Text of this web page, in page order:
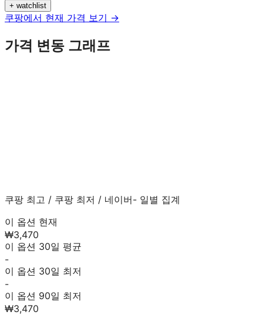
+ watchlist
쿠팡에서 현재 가격 보기 →
가격 변동 그래프
쿠팡 최고 / 쿠팡 최저 / 네이버- 일별 집계
이 옵션 현재
₩3,470
이 옵션 30일 평균
-
이 옵션 30일 최저
-
이 옵션 90일 최저
₩3,470